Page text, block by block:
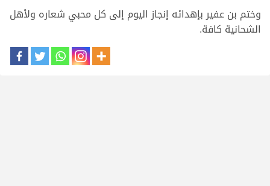
وختم بن عفير بإهدائه إنجاز اليوم إلى كل محبي شعاره ولأهل
الشحانية كافة.